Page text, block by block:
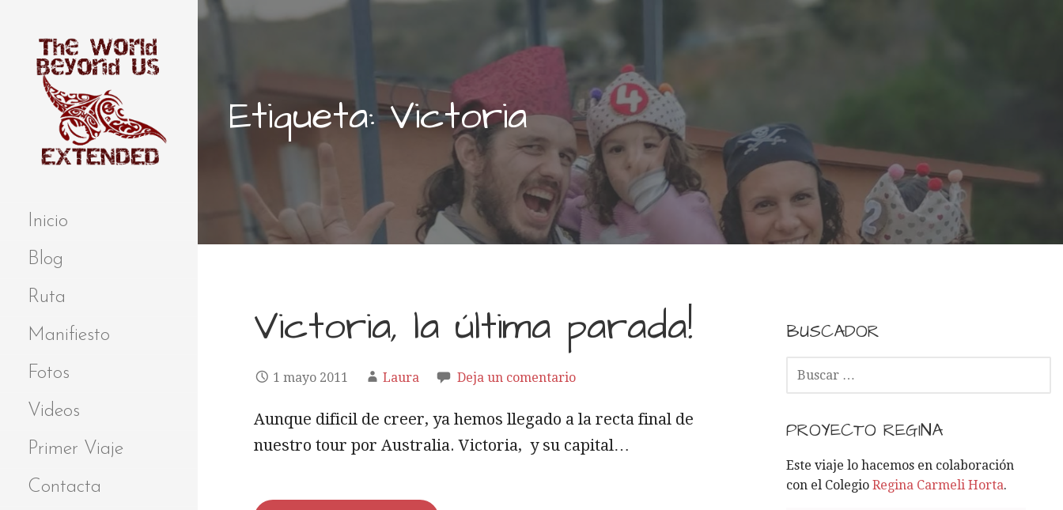
BEYOND US
Inicio
Blog
Ruta
Manifiesto
Fotos
Videos
Primer Viaje
Contacta
Etiqueta: Victoria
Victoria, la última parada!
1 mayo 2011 Laura Deja un comentario
Aunque dificil de creer, ya hemos llegado a la recta final de
nuestro tour por Australia. Victoria, y su capital…
BUSCADOR
C
R
:
PROYECTO REGINA
Este viaje lo hacemos en colaboración
con el ColegioRegina Carmeli Horta.